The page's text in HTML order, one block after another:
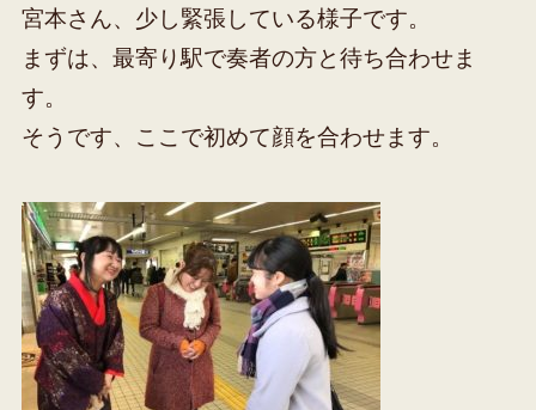
宮本さん、少し緊張している様子です。
まずは、最寄り駅で奏者の方と待ち合わせま
す。
そうです、ここで初めて顔を合わせます。